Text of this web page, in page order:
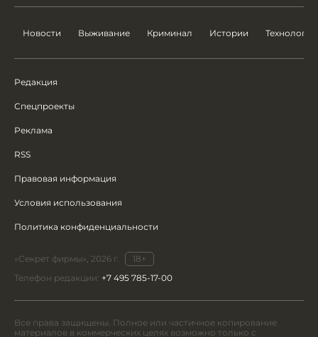
Новости Выживание Криминал Истории Технологии
Редакция
Спецпроекты
Реклама
RSS
Правовая информация
Условия использования
Политика конфиденциальности
«Секрет фирмы», 2026 г.
18+
Телефон редакции: +7 495 785-17-00
Все права защищены. Полное или частичное копирование
материалов в коммерческих целях возможно только с